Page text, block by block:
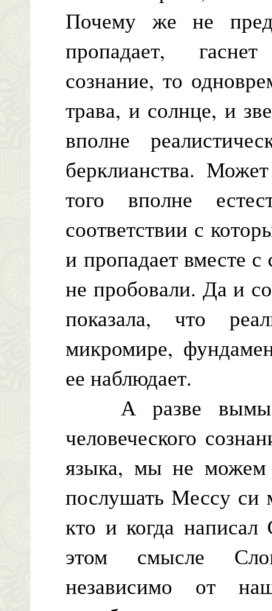
Почему же не
пропадает,
сознание, то
трава, и солнце, и
вполне
берклианства.
того вполне
соответствии с
и пропадает вместе
не пробовали. Да и
показала, что
микромире,
ее наблюдает.
А разве
человеческого
языка, мы не можем
послушать Мессу
кто и когда
этом смысле
независимо от